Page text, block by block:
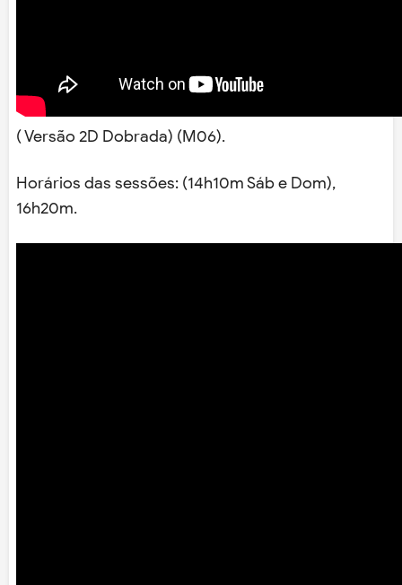
( Versão 2D Dobrada) (M06).
Horários das sessões: (14h10m Sáb e Dom),
16h20m.